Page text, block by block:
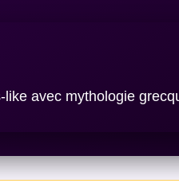
like avec mythologie